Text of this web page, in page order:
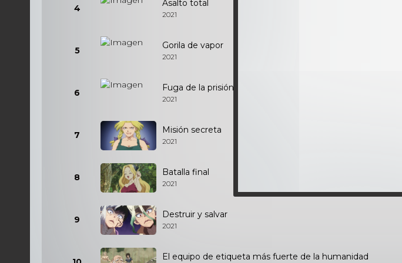
4 Asalto total
2021
5 Gorila de vapor
2021
6 Fuga de la prisión
2021
7 Misión secreta
2021
8 Batalla final
2021
9 Destruir y salvar
2021
El equipo de etiqueta más fuerte de la humanidad